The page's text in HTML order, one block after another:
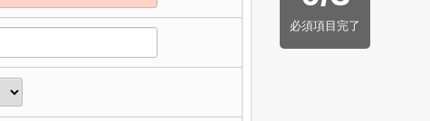
必須項目完了